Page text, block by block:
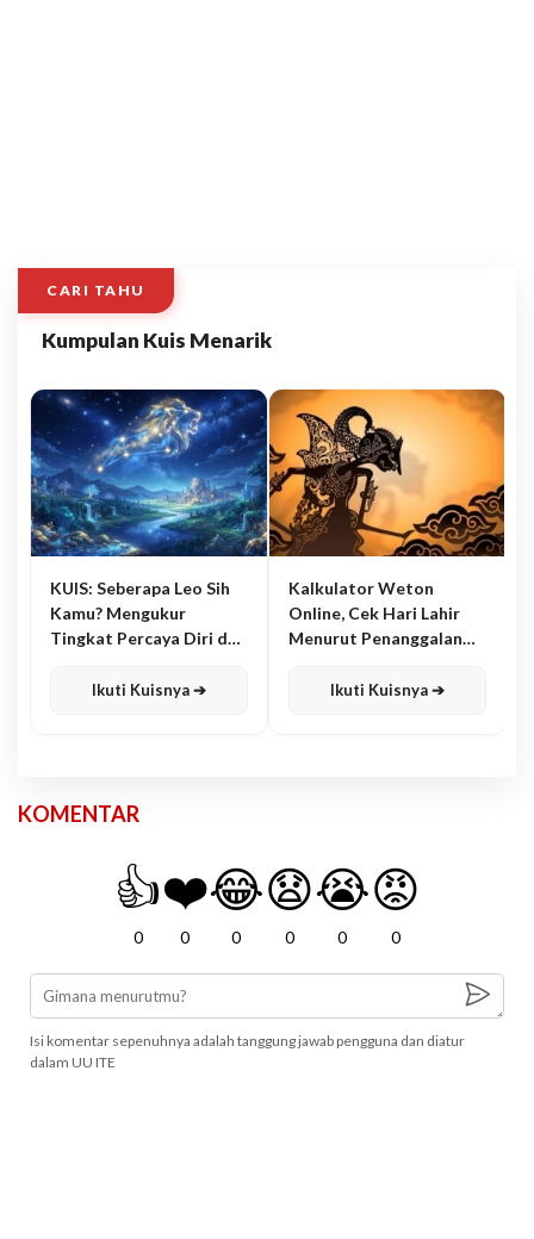
CARI TAHU
Kumpulan Kuis Menarik
KUIS: Seberapa Leo Sih
Kamu? Mengukur
Tingkat Percaya Diri dan
Ikuti Kuisnya ➔
Kalkulator Weton
Online, Cek Hari Lahir
Menurut Penanggalan
Ikuti Kuisnya ➔
KOMENTAR
👍
0
❤️
0
😂
0
😧
0
😭
0
😡
0
Isi komentar sepenuhnya adalah tanggung jawab pengguna dan diatur
dalam UU ITE